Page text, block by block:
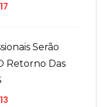
Serão
Retorno Das